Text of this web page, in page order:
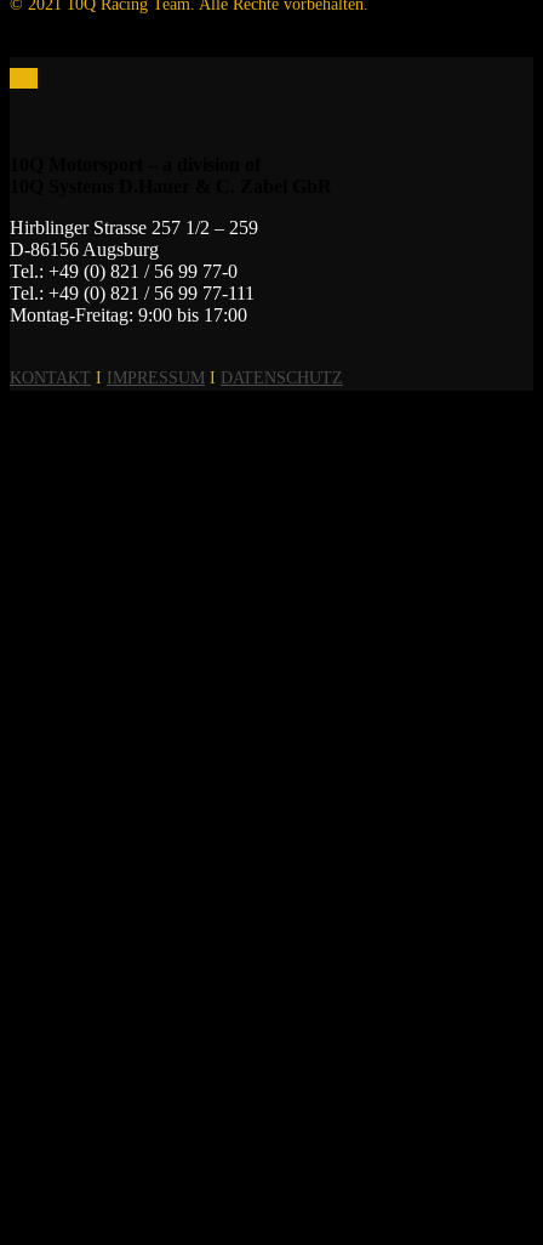
© 2021 10Q Racing Team. Alle Rechte vorbehalten.
Hirblinger Strasse 257 1/2 – 259
D-86156 Augsburg
Tel.: +49 (0) 821 / 56 99 77-0
Tel.: +49 (0) 821 / 56 99 77-111
Montag-Freitag: 9:00 bis 17:00
KONTAKT I IMPRESSUM I DATENSCHUTZ